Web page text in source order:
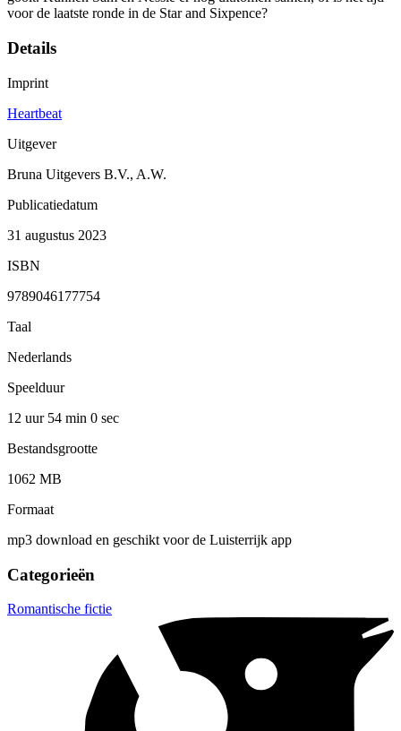
voor de laatste ronde in de Star and Sixpence?
Details
Imprint
Heartbeat
Uitgever
Bruna Uitgevers B.V., A.W.
Publicatiedatum
31 augustus 2023
ISBN
9789046177754
Taal
Nederlands
Speelduur
12 uur 54 min 0 sec
Bestandsgrootte
1062 MB
Formaat
mp3 download en geschikt voor de Luisterrijk app
Categorieën
Romantische fictie